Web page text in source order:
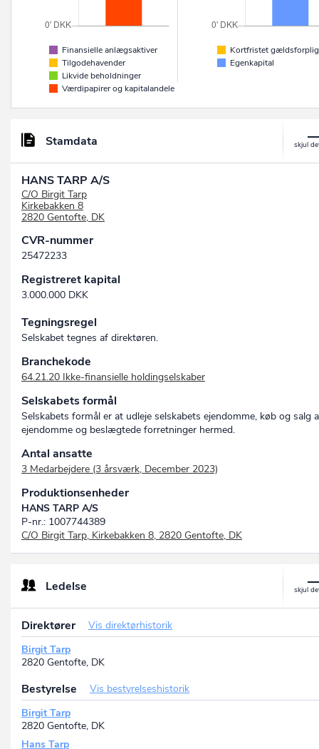
Finansielle anlægsaktiver
Tilgodehavender
Likvide beholdninger
Værdipapirer og kapitalandele
Kortfristet
Egenkapital
Stamdata
HANS TARP A/S
C/O Birgit Tarp
Kirkebakken 8
2820 Gentofte, DK
CVR-nummer
25472233
Registreret kapital
3.000.000 DKK
Tegningsregel
Selskabet tegnes af direktøren.
Branchekode
64.21.20 Ikke-finansielle holdingselskaber
Selskabets formål
Selskabets formål er at udleje selskabets ejendomme, køb og salg
ejendomme og beslægtede forretninger hermed.
Antal ansatte
3 Medarbejdere (3 årsværk, December 2023)
Produktionsenheder
HANS TARP A/S
P-nr.: 1007744389
C/O Birgit Tarp, Kirkebakken 8, 2820 Gentofte, DK
Ledelse
Direktører
Vis direktørhistorik
Birgit Tarp
2820 Gentofte, DK
Bestyrelse
Vis bestyrelseshistorik
Birgit Tarp
2820 Gentofte, DK
Hans Tarp